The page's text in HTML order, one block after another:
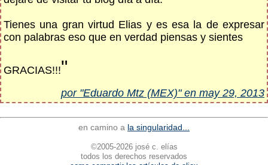
Tienes una gran virtud Elias y es esa la de expresar
con palabras eso que en verdad piensas y sientes
GRACIAS!!!"
por "Eduardo Mtz (MEX)" en may 29, 2013
en camino a la singularidad...
©2005-2026 josé c. elías
todos los derechos reservados